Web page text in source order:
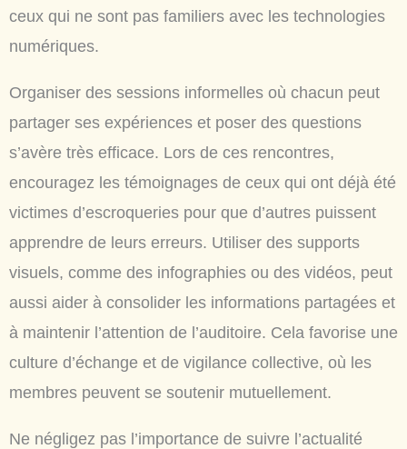
ceux qui ne sont pas familiers avec les technologies
numériques.
Organiser des sessions informelles où chacun peut
partager ses expériences et poser des questions
s’avère très efficace. Lors de ces rencontres,
encouragez les témoignages de ceux qui ont déjà été
victimes d’escroqueries pour que d’autres puissent
apprendre de leurs erreurs. Utiliser des supports
visuels, comme des infographies ou des vidéos, peut
aussi aider à consolider les informations partagées et
à maintenir l’attention de l’auditoire. Cela favorise une
culture d’échange et de vigilance collective, où les
membres peuvent se soutenir mutuellement.
Ne négligez pas l’importance de suivre l’actualité